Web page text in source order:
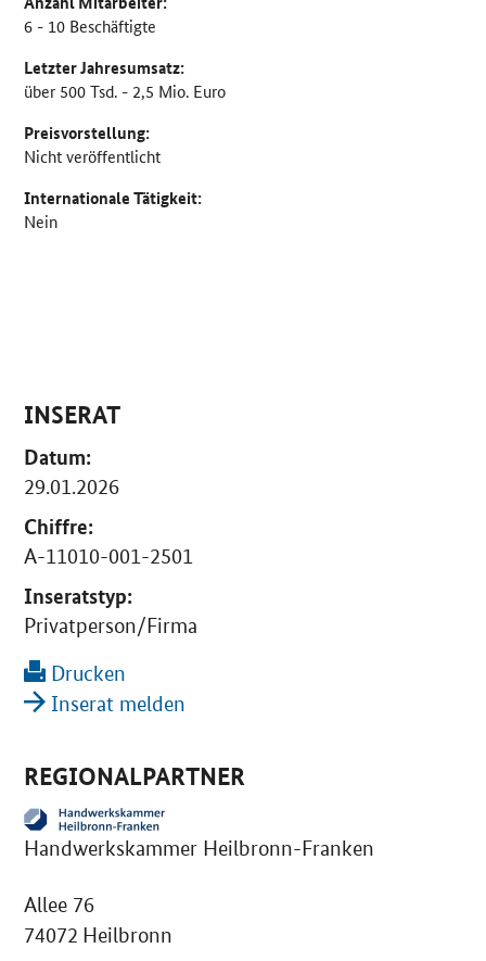
6 - 10 Beschäftigte
Letzter Jahresumsatz:
über 500 Tsd. - 2,5 Mio. Euro
Preisvorstellung:
Nicht veröffentlicht
Internationale Tätigkeit:
Nein
INSERAT
Datum:
29.01.2026
Chiffre:
A-11010-001-2501
Inseratstyp:
Privatperson/Firma
Drucken
Inserat melden
REGIONALPARTNER
Handwerkskammer Heilbronn-Franken
Allee 76
74072 Heilbronn